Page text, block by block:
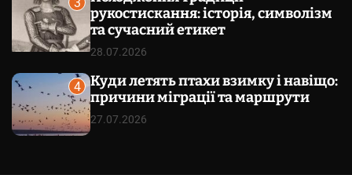
рукостискання: історія, символізм
та сучасний етикет
28.07.2026
4
Куди летять птахи взимку і навіщо:
причини міграції та маршрути
27.07.2026